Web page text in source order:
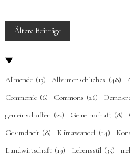
Ältere Beiträge
Allmende (13) Allzumenschliches (48)
Commonie (6) Commons (26)
gemeinschaffen (22) Gemeinschaft (8)
Gesundheit (8) Klimawandel (14)
Landwirtschaft (19) Lebensstil (35)